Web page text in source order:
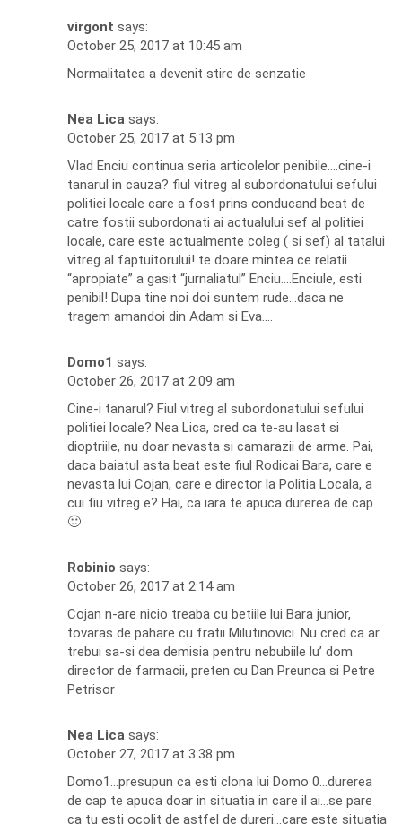
virgont says:
October 25, 2017 at 10:45 am
Normalitatea a devenit stire de senzatie
Nea Lica says:
October 25, 2017 at 5:13 pm
Vlad Enciu continua seria articolelor penibile….cine-i
tanarul in cauza? fiul vitreg al subordonatului sefului
politiei locale care a fost prins conducand beat de
catre fostii subordonati ai actualului sef al politiei
locale, care este actualmente coleg ( si sef) al tatalui
vitreg al faptuitorului! te doare mintea ce relatii
“apropiate” a gasit “jurnaliatul” Enciu….Enciule, esti
penibil! Dupa tine noi doi suntem rude…daca ne
tragem amandoi din Adam si Eva….
Domo1 says:
October 26, 2017 at 2:09 am
Cine-i tanarul? Fiul vitreg al subordonatului sefului
politiei locale? Nea Lica, cred ca te-au lasat si
dioptriile, nu doar nevasta si camarazii de arme. Pai,
daca baiatul asta beat este fiul Rodicai Bara, care e
nevasta lui Cojan, care e director la Politia Locala, a
cui fiu vitreg e? Hai, ca iara te apuca durerea de cap
🙂
Robinio says:
October 26, 2017 at 2:14 am
Cojan n-are nicio treaba cu betiile lui Bara junior,
tovaras de pahare cu fratii Milutinovici. Nu cred ca ar
trebui sa-si dea demisia pentru nebubiile lu’ dom
director de farmacii, preten cu Dan Preunca si Petre
Petrisor
Nea Lica says:
October 27, 2017 at 3:38 pm
Domo1…presupun ca esti clona lui Domo 0…durerea
de cap te apuca doar in situatia in care il ai…se pare
ca tu esti ocolit de astfel de dureri…care este situatia